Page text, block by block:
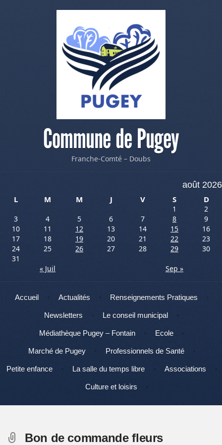
Commune de Pugey
Franche-Comté – Doubs
août 2026
L
M M J V S D
1
2
3
4 5 6 7 8
9
10
11 12 13 14 15
16
17
18 19 20 21 22
23
24
25 26 27 28 29
30
31
« Juil
Sep »
Menu
Aller au contenu
Accueil Actualités Renseignements Pratiques
Newsletters Le conseil municipal
Médiathèque Pugey – Fontain Ecole
Marché de Pugey Professionnels de Santé
Petite enfance La salle du temps libre Associations
Culture et loisirs
Bon de commande fleurs